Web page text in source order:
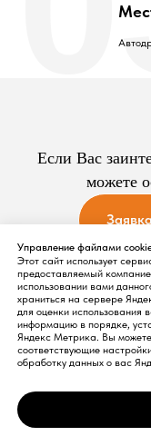
Управление файлами
Этот сайт использует
предоставляемый
использовании вами
храниться на сервере
для оценки использования
информацию в порядке,
Яндекс Метрика. Вы
соответствующие
обработку данных о вас
Если Вас
можете
ВОКОМ®
контраварийной